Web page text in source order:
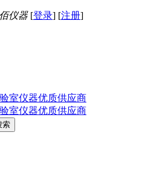
仪器[登录] [注册]